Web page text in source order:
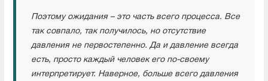
Поэтому ожидания – это часть всего процесса. Все
так совпало, так получилось, но отсутствие
давления не первостепенно. Да и давление всегда
есть, просто каждый человек его по-своему
интерпретирует. Наверное, больше всего давления